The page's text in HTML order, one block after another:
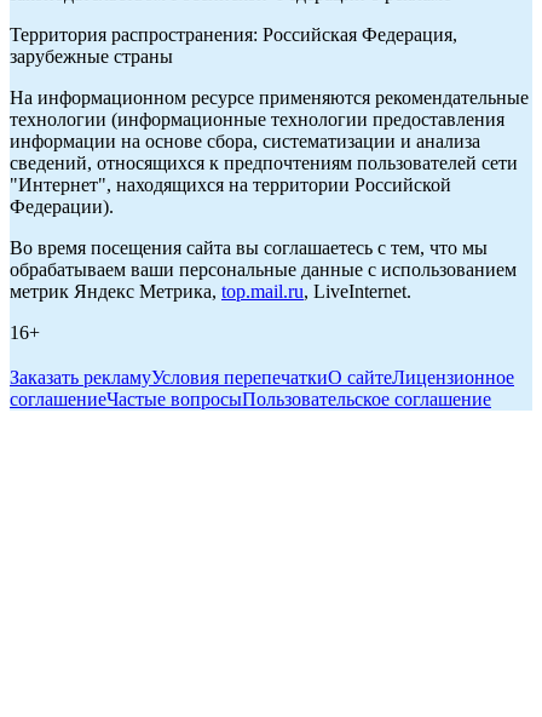
Территория распространения: Российская Федерация,
зарубежные страны
На информационном ресурсе применяются рекомендательные
технологии (информационные технологии предоставления
информации на основе сбора, систематизации и анализа
сведений, относящихся к предпочтениям пользователей сети
"Интернет", находящихся на территории Российской
Федерации).
Во время посещения сайта вы соглашаетесь с тем, что мы
обрабатываем ваши персональные данные с использованием
метрик Яндекс Метрика, top.mail.ru, LiveInternet.
16+
Заказать рекламуУсловия перепечаткиО сайтеЛицензионное
соглашениеЧастые вопросыПользовательское соглашение